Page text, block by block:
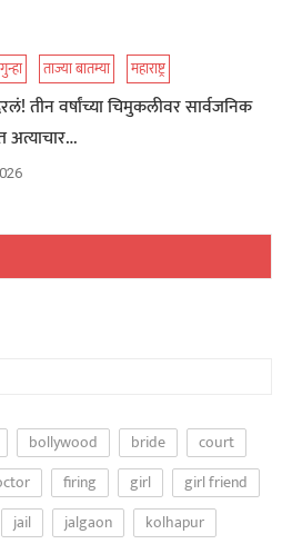
ताज्या बातम्या महाराष्ट्र
तीन वर्षांच्या चिमुकलीवर सार्वजनिक
अत्याचार…
bollywood bride
court
firing girl
girl friend
jail jalgaon
kolhapur